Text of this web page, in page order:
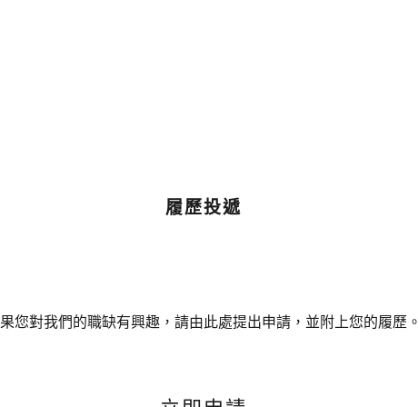
履歷投遞
您對我們的職缺有興趣，請由此處提出申請，並附上您的履歷。